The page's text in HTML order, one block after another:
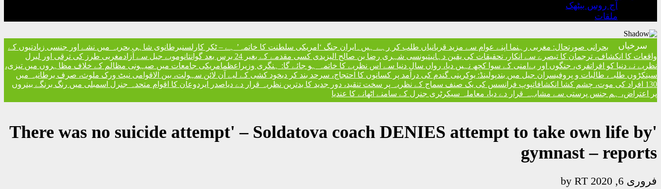
آج روس بیٹھک
ملقات
سرخیاں بحرانی صورتحال: مغربی رہنما اپنے عوام سے مزید قربانیاں طلب کر رہے ہیں۔ ایران جنگ ‘امریکی سلطنت کا خاتمہ’ ہے – ٹکر کارلسنبرطانوی شاہی بحریہ میں نشے اور جنسی زیادتیوں کے
واقعات کا انکشاف، ترجمان کا تبصرے سے انکار، تحقیقات کی یقین دہانیتیونسی شہری رضا بن صالح الیزیدی کسی مقدمے کے بغیر 24 برس بعد گوانتانوموبے جیل سے آزاد
مغربی طرز کی ترقی اور لبرل
نظریے نے دنیا کو افراتفری، جنگوں اور بےامنی کے سوا کچھ نہیں دیا، رواں سال دنیا سے اس نظریے کا خاتمہ ہو جائے گا: ہنگری وزیراعظمامریکی جامعات میں صیہونی مظالم کے خلاف مظاہروں میں تیزی،
سینکڑوں طلبہ، طالبات و پروفیسران جیل میں بندپولینڈ: یوکرینی گندم کی درآمد پر کسانوں کا احتجاج، سرحد بند کر دیخود کشی کے لیے آن لائن سہولت، بین الاقوامی نیٹ ورک ملوث، صرف برطانیہ میں
130 افراد کی موت، چشم کشا انکشافات
پوپ فرانسس کی یک صنف سماج کے نظریہ پر سخت تنقید، دور جدید کا بدترین نظریہ قرار دے دیاصدر ایردوعان کا اقوام متحدہ جنرل اسمبلی میں رنگ برنگے بینروں
پر اعتراض، ہم جنس پرستی سے مشابہہ قرار دے دیا، معاملہ سیکرٹری جنرل کے سامنے اٹھانے کا عندیا
'There was no suicide attempt' – Soldatova coach DENIES attempt to take own life by
gymnast – reports
فروری 6, 2020 RT